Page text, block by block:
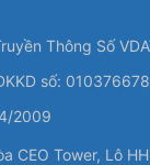
Thông Số
số:
2009
CEO Tower, Lô